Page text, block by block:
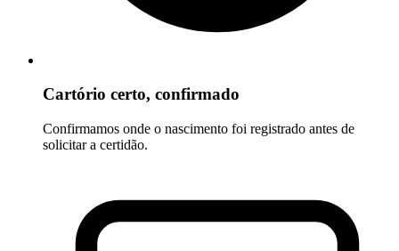
Cartório certo, confirmado
Confirmamos onde o nascimento foi registrado antes de
solicitar a certidão.